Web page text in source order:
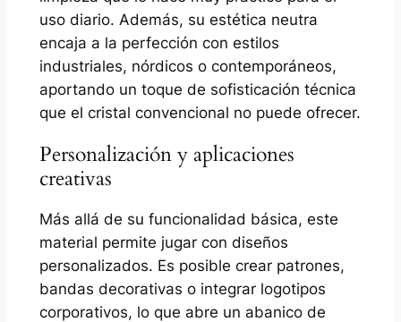
uso diario. Además, su estética neutra
encaja a la perfección con estilos
industriales, nórdicos o contemporáneos,
aportando un toque de sofisticación técnica
que el cristal convencional no puede ofrecer.
Personalización y aplicaciones
creativas
Más allá de su funcionalidad básica, este
material permite jugar con diseños
personalizados. Es posible crear patrones,
bandas decorativas o integrar logotipos
corporativos, lo que abre un abanico de